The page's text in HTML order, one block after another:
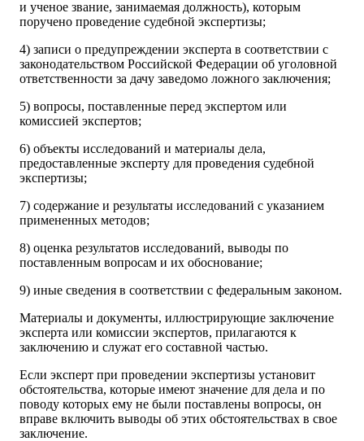
и ученое звание, занимаемая должность), которым
поручено проведение судебной экспертизы;
4) записи о предупреждении эксперта в соответствии с
законодательством Российской Федерации об уголовной
ответственности за дачу заведомо ложного заключения;
5) вопросы, поставленные перед экспертом или
комиссией экспертов;
6) объекты исследований и материалы дела,
предоставленные эксперту для проведения судебной
экспертизы;
7) содержание и результаты исследований с указанием
примененных методов;
8) оценка результатов исследований, выводы по
поставленным вопросам и их обоснование;
9) иные сведения в соответствии с федеральным законом.
Материалы и документы, иллюстрирующие заключение
эксперта или комиссии экспертов, прилагаются к
заключению и служат его составной частью.
Если эксперт при проведении экспертизы установит
обстоятельства, которые имеют значение для дела и по
поводу которых ему не были поставлены вопросы, он
вправе включить выводы об этих обстоятельствах в свое
заключение.